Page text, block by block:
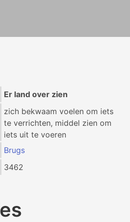
Er land over zien
zich bekwaam voelen om iets
te verrichten, middel zien om
iets uit te voeren
Brugs
3462